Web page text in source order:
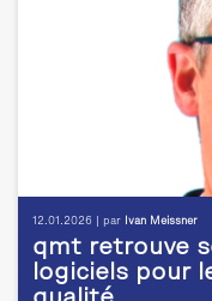
12.01.2026 | par Ivan Meissner
qmt retrouve
logiciels pour